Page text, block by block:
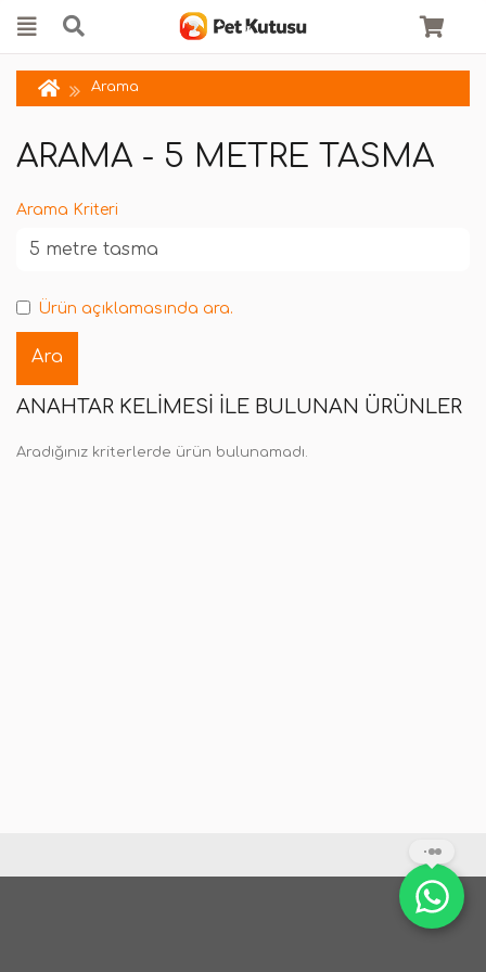
Arama
ARAMA - 5 METRE TASMA
Arama Kriteri
Ürün açıklamasında ara.
ANAHTAR KELIMESI ILE BULUNAN ÜRÜNLER
Aradığınız kriterlerde ürün bulunamadı.